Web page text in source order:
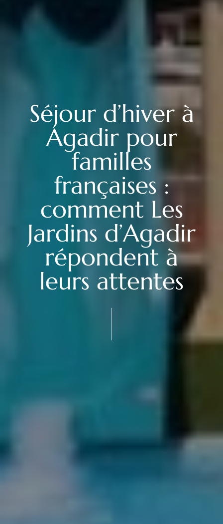
Séjour d’hiver à
Agadir pour
familles
françaises :
comment Les
Jardins d’Agadir
répondent à
leurs attentes